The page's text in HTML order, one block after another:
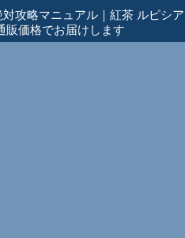
攻略マニュアル ｜ 紅茶 ルピシア
販価格でお届けします